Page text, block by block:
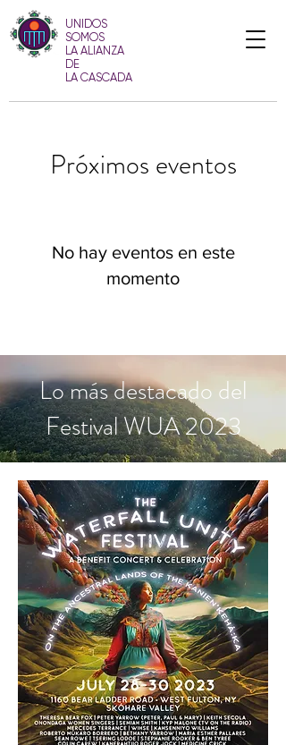
UNIDOS
SOMOS
LA ALIANZA
DE
LA CASCADA
Próximos eventos
No hay eventos en este
momento
Lo más destacado del
Festival WUA 2023